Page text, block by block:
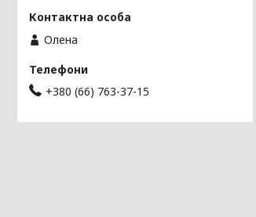
Олена
+380 (66) 763-37-15